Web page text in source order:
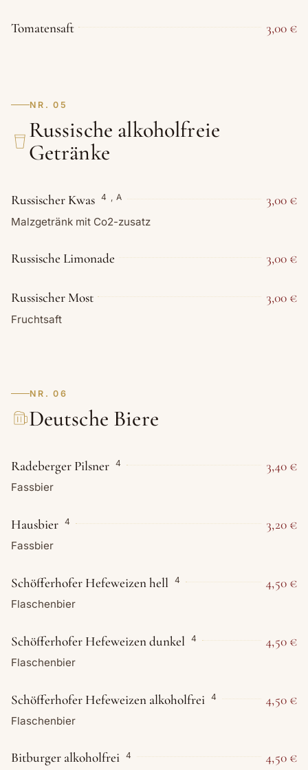
Tomatensaft 3,00 €
NR. 05
Russische alkoholfreie
Getränke
Russischer Kwas 4 , A 3,00 €
Malzgetränk mit Co2-zusatz
Russische Limonade 3,00 €
Russischer Most 3,00 €
Fruchtsaft
NR. 06
Deutsche Biere
Radeberger Pilsner 4 3,40 €
Fassbier
Hausbier 4 3,20 €
Fassbier
Schöfferhofer Hefeweizen hell 4 4,50 €
Flaschenbier
Schöfferhofer Hefeweizen dunkel 4 4,50 €
Flaschenbier
Schöfferhofer Hefeweizen alkoholfrei 4 4,50 €
Flaschenbier
Bitburger alkoholfrei 4 4,50 €